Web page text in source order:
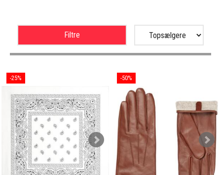
Filtre
-25% -50%